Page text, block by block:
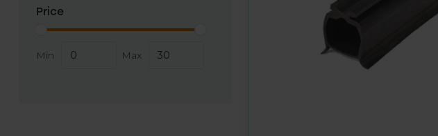
Price
Min Max